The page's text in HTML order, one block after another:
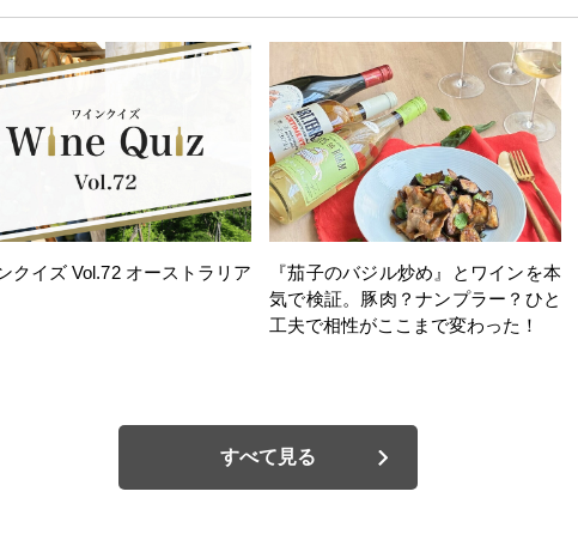
クイズ Vol.72 オーストラリア
『茄子のバジル炒め』とワインを本
気で検証。豚肉？ナンプラー？ひと
工夫で相性がここまで変わった！
すべて見る